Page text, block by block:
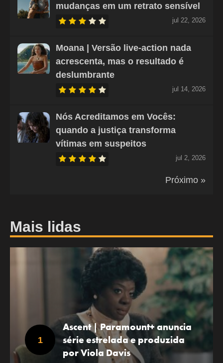
mudanças em um retrato sensível
jul 22, 2026
Moana | Versão live-action nada
acrescenta, mas o resultado é
deslumbrante
jul 14, 2026
Nós Acreditamos em Vocês:
quando a justiça transforma
vítimas em suspeitos
jul 2, 2026
Próximo »
Mais lidas
Ascent | Paramount+ anuncia
série estrelada e produzida
por Viola Davis